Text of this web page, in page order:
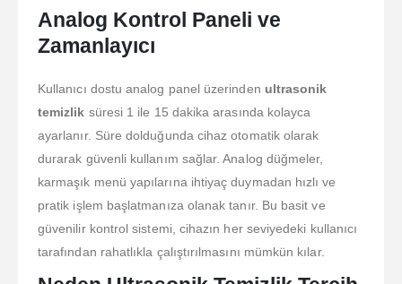
Analog Kontrol Paneli ve
Zamanlayıcı
Kullanıcı dostu analog panel üzerinden ultrasonik
temizlik süresi 1 ile 15 dakika arasında kolayca
ayarlanır. Süre dolduğunda cihaz otomatik olarak
durarak güvenli kullanım sağlar. Analog düğmeler,
karmaşık menü yapılarına ihtiyaç duymadan hızlı ve
pratik işlem başlatmanıza olanak tanır. Bu basit ve
güvenilir kontrol sistemi, cihazın her seviyedeki kullanıcı
tarafından rahatlıkla çalıştırılmasını mümkün kılar.